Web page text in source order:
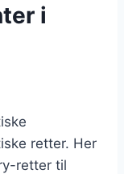
i
retter. Her
retter til